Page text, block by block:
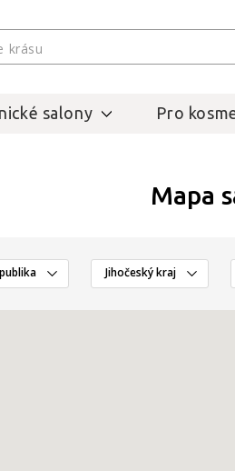
salony Pro
Mapa
Jihočeský kraj